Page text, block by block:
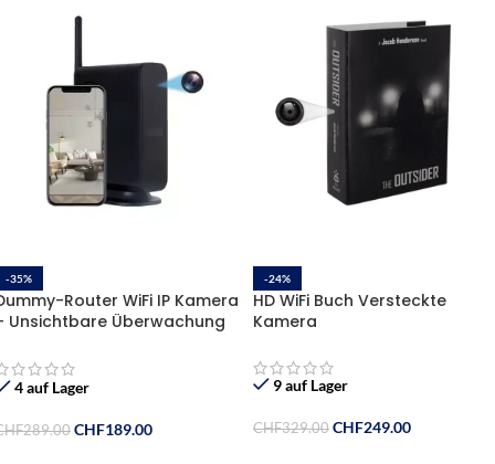
-35%
Router WiFi IP Kamera
Unsichtbare Überwachung
4 auf Lager
289.00 CHF189.00
-24%
HD WiFi Buch Versteckte
Kamera
9 auf Lager
CHF329.00 CHF249.00